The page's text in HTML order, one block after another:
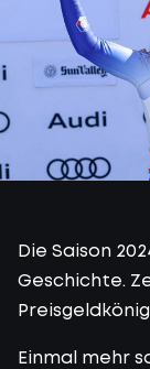
Die Saison
Geschichte.
Einmal mehr